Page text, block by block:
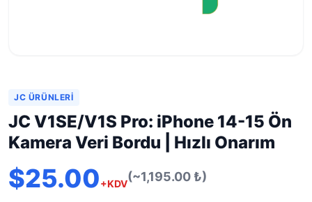
JC ÜRÜNLERI
JC V1SE/V1S Pro: iPhone 14-15 Ön
Kamera Veri Bordu | Hızlı Onarım
$25.00+KDV(~1,195.00 ₺)